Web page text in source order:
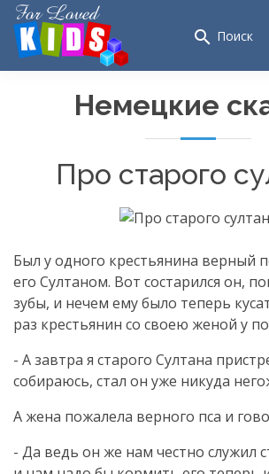
search Поиск
Немецкие
Про старого
Был у одного крестьянина верный
его Султаном. Вот состарился он,
зубы, и нечем ему было теперь
раз крестьянин со своею женой у
- А завтра я старого Султана
собираюсь, стал он уже никуда
А жена пожалела верного пса и
- Да ведь он же нам честно служил